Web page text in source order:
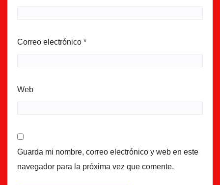
Correo electrónico *
Web
Guarda mi nombre, correo electrónico y web en este
navegador para la próxima vez que comente.